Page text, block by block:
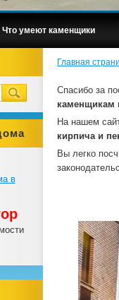
Что умеют каменщики
Главная
Спасибо за
каменщикам
На нашем
кирпича и
Вы легко